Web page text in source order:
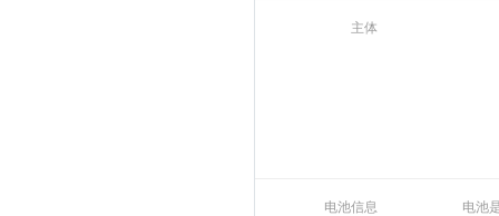
主体
电池信息 电池